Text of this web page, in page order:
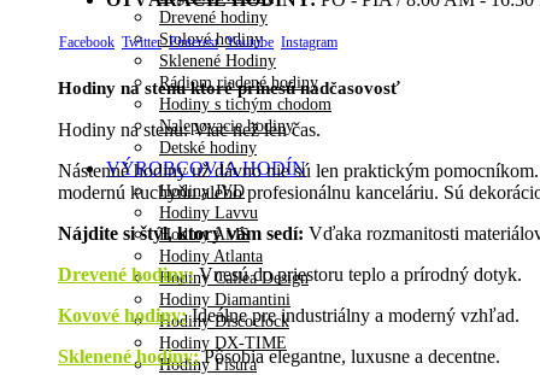
Drevené hodiny
Stolové hodiny
Sklenené Hodiny
Rádiom riadené hodiny
Hodiny s tichým chodom
Nalepovacie hodiny
Detské hodiny
VÝROBCOVIA HODÍN
Hodiny JVD
Hodiny Lavvu
Hodiny AMS
Hodiny Atlanta
Hodiny Callea Design
Hodiny Diamantini
Hodiny Discoclock
Hodiny DX-TIME
Hodiny Fisura
Facebook Twitter Pinterest Youtube Instagram
Hodiny na stenu ktoré prinesú nadčasovosť
Hodiny na stenu: Viac než len čas.
Nástenné hodiny už dávno nie sú len praktickým
modernú kuchyňu alebo profesionálnu kanceláriu. Sú
Nájdite si štýl, ktorý vám sedí: Vďaka rozmanitosti
Drevené hodiny:Vnesú do priestoru teplo a prírodný dotyk.
Kovové hodiny:Ideálne pre industriálny a moderný vzhľad.
Sklenené hodiny:Pôsobia elegantne, luxusne a decentne.